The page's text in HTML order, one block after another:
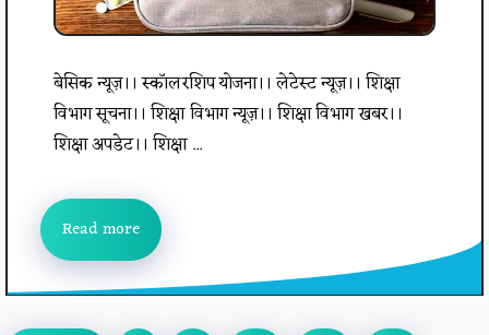
बेसिक न्यूज़।। स्कॉलरशिप योजना।। लेटेस्ट न्यूज़।। शिक्षा
विभाग सूचना।। शिक्षा विभाग न्यूज़।। शिक्षा विभाग खबर।।
शिक्षा अपडेट।। शिक्षा ...
Read more